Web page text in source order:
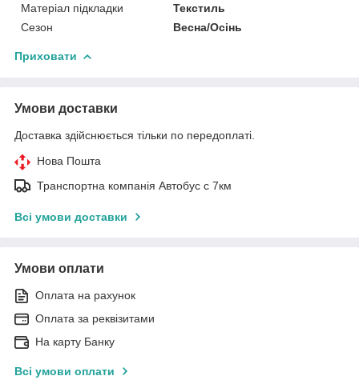
Матеріал підкладки
Текстиль
Сезон
Весна/Осінь
Приховати
Умови доставки
Доставка здійснюється тільки по передоплаті.
Нова Пошта
Транспортна компанія Автобус с 7км
Всі умови доставки
Умови оплати
Оплата на рахунок
Оплата за реквізитами
На карту Банку
Всі умови оплати